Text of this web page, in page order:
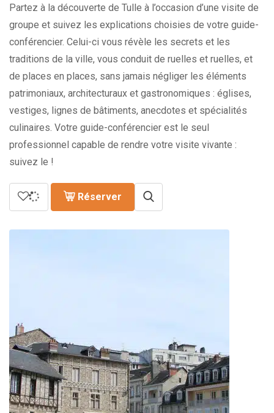
199.00€
à
249.00€
Partez à la découverte de Tulle à l’occasion d’une visite de
groupe et suivez les explications choisies de votre guide-
conférencier. Celui-ci vous révèle les secrets et les
traditions de la ville, vous conduit de ruelles et ruelles, et
de places en places, sans jamais négliger les éléments
patrimoniaux, architecturaux et gastronomiques : églises,
vestiges, lignes de bâtiments, anecdotes et spécialités
culinaires. Votre guide-conférencier est le seul
professionnel capable de rendre votre visite vivante :
suivez le !
Réserver